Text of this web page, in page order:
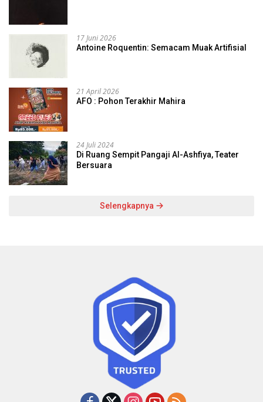
17 Juni 2026
Antoine Roquentin: Semacam Muak Artifisial
21 April 2026
AFO : Pohon Terakhir Mahira
24 Juli 2024
Di Ruang Sempit Pangaji Al-Ashfiya, Teater
Bersuara
Selengkapnya